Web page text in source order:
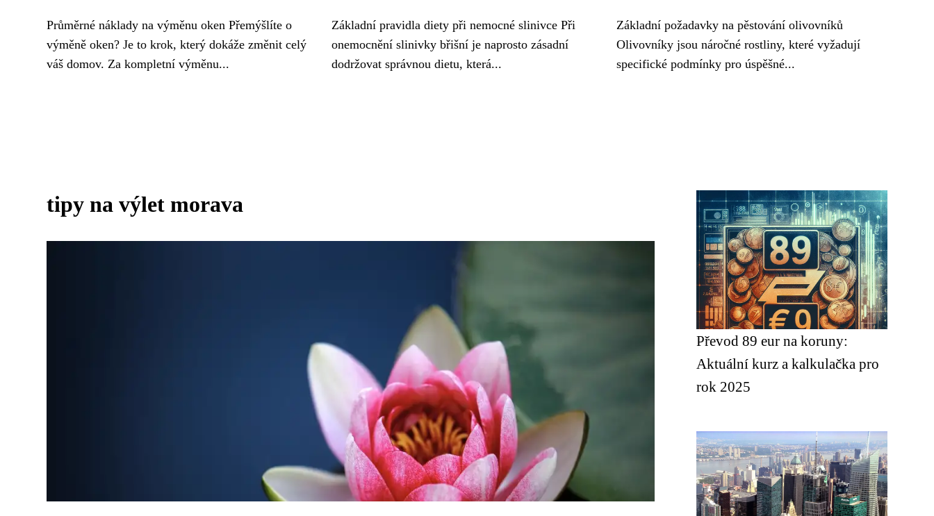
Průměrné náklady na výměnu oken Přemýšlíte o
výměně oken? Je to krok, který dokáže změnit celý
váš domov. Za kompletní výměnu...
Základní pravidla diety při nemocné slinivce Při
onemocnění slinivky břišní je naprosto zásadní
dodržovat správnou dietu, která...
Základní požadavky na pěstování olivovníků
Olivovníky jsou náročné rostliny, které vyžadují
specifické podmínky pro úspěšné...
tipy na výlet morava
Převod 89 eur na koruny:
Aktuální kurz a kalkulačka pro
rok 2025